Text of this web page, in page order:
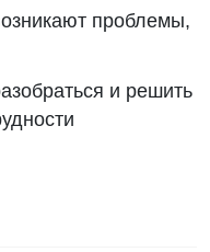
проблемы,
и решить